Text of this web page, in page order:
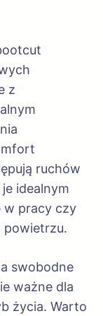
z
ruchów
idealnym
w pracy czy
powietrzu.
swobodne
ważne dla
życia. Warto